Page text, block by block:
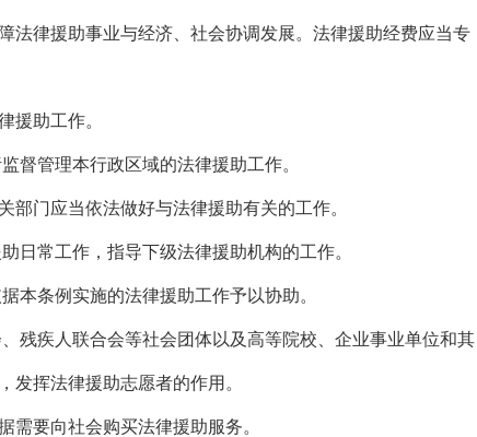
法律援助事业与经济、社会协调发展。法律援助经费应当专
助工作。
管理本行政区域的法律援助工作。
门应当依法做好与法律援助有关的工作。
常工作，指导下级法律援助机构的工作。
条例实施的法律援助工作予以协助。
疾人联合会等社会团体以及高等院校、企业事业单位和其
发挥法律援助志愿者的作用。
要向社会购买法律援助服务。